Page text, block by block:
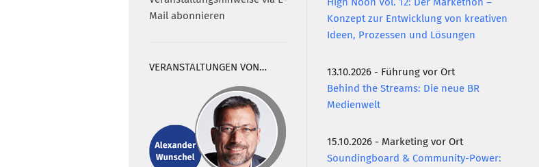
High Noon Vol. 12: Der Markethon –
Konzept zur Entwicklung von kreativen
Ideen, Prozessen und Lösungen
13.10.2026 - Führung vor Ort
Behind the Streams: Die neue BR
Medienwelt
15.10.2026 - Marketing vor Ort
Soundingboard & Community-Power:
Mail abonnieren
VERANSTALTUNGEN VON…